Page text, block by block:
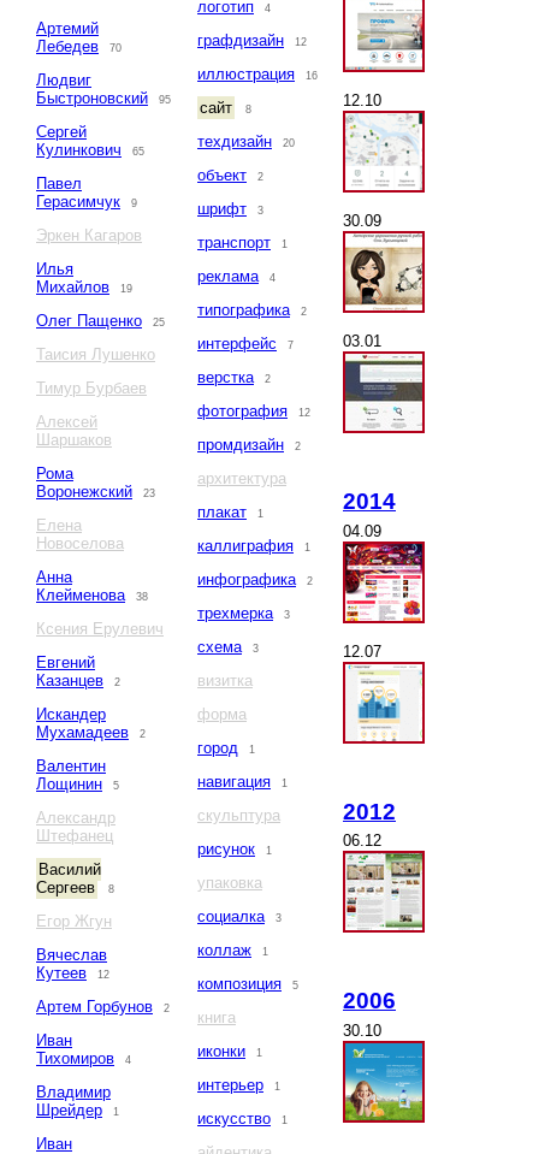
Артемий
Лебедев
70
Людвиг
Быстроновский
95
Сергей
Кулинкович
65
Павел
Герасимчук
9
Эркен Кагаров
Илья
Михайлов
19
Олег Пащенко 25
Таисия Лушенко
Тимур Бурбаев
Алексей
Шаршаков
Рома
Воронежский
23
Елена
Новоселова
Анна
Клейменова
38
Ксения Ерулевич
Евгений
Казанцев
2
Искандер
Мухамадеев
2
Валентин
Лощинин
5
Александр
Штефанец
Василий
Сергеев
8
Егор Жгун
Вячеслав
Кутеев
12
Артем Горбунов 2
Иван
Тихомиров
4
Владимир
Шрейдер
1
Иван
логотип 4
графдизайн 12
иллюстрация 16
сайт 8
техдизайн 20
объект 2
шрифт 3
транспорт 1
реклама 4
типографика 2
интерфейс 7
верстка 2
фотография 12
промдизайн 2
архитектура
плакат
1
каллиграфия 1
инфографика 2
трехмерка 3
схема 3
визитка
форма
город
1
навигация 1
скульптура
рисунок
1
упаковка
социалка
3
коллаж 1
композиция 5
книга
иконки
1
интерьер 1
искусство 1
12.10
30.09
03.01
2014
04.09
12.07
2012
06.12
2006
30.10